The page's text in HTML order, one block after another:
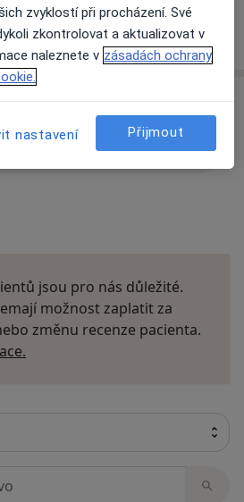
Více
o adrese
svůj názor
jsou pro nás důležité.
možnost zaplatit za
změnu recenze pacienta.
zvyklostí při procházení. Své
zkontrolovat a aktualizovat v
naleznete v zásadách ochrany
nastavení Přijmout